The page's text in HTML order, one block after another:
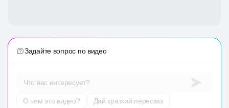
Задайте вопрос по видео
Что вас интересует?
О чем это видео?
Дай краткий пересказ